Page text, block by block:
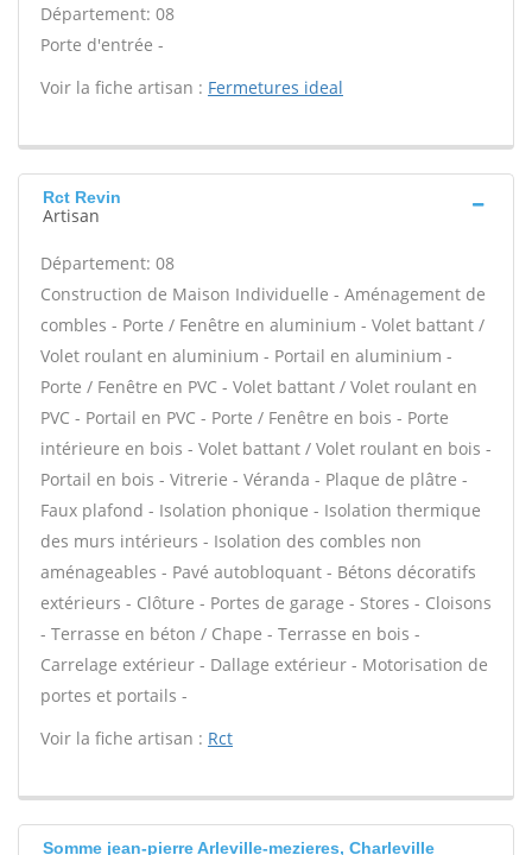
Département: 08
Porte d'entrée -
Voir la fiche artisan : Fermetures ideal
Rct Revin
Artisan
Département: 08
Construction de Maison Individuelle - Aménagement de
combles - Porte / Fenêtre en aluminium - Volet battant /
Volet roulant en aluminium - Portail en aluminium -
Porte / Fenêtre en PVC - Volet battant / Volet roulant en
PVC - Portail en PVC - Porte / Fenêtre en bois - Porte
intérieure en bois - Volet battant / Volet roulant en bois -
Portail en bois - Vitrerie - Véranda - Plaque de plâtre -
Faux plafond - Isolation phonique - Isolation thermique
des murs intérieurs - Isolation des combles non
aménageables - Pavé autobloquant - Bétons décoratifs
extérieurs - Clôture - Portes de garage - Stores - Cloisons
- Terrasse en béton / Chape - Terrasse en bois -
Carrelage extérieur - Dallage extérieur - Motorisation de
portes et portails -
Voir la fiche artisan : Rct
Somme jean-pierre Arleville-mezieres, Charleville